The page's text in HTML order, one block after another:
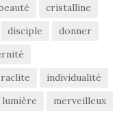
cristalline
disciple
donner
individualité
lumière
merveilleux